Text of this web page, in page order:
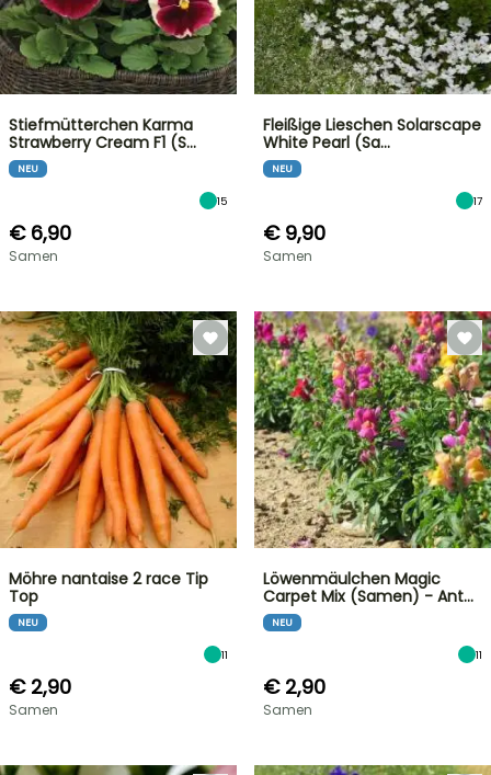
Stiefmütterchen Karma
Strawberry Cream F1 (S…
NEU
15
€ 6,90
Samen
Fleißige Lieschen Solarscape
White Pearl (Sa…
NEU
17
€ 9,90
Samen
Möhre nantaise 2 race Tip
Top
NEU
11
€ 2,90
Samen
Löwenmäulchen Magic
Carpet Mix (Samen) - Ant…
NEU
11
€ 2,90
Samen